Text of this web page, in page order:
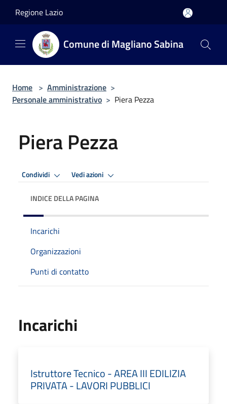
Regione Lazio
Comune di Magliano Sabina
Home > Amministrazione >
Personale amministrativo > Piera Pezza
Piera Pezza
Condividi Vedi azioni
INDICE DELLA PAGINA
Incarichi
Organizzazioni
Punti di contatto
Incarichi
Istruttore Tecnico - AREA III EDILIZIA
PRIVATA - LAVORI PUBBLICI